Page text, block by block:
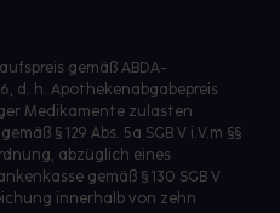
gemäß ABDA-
d. h. Apothekenabgabepreis
Medikamente zulasten
§ 129 Abs. 5a SGB V i.V.m §§
abzüglich eines
gemäß § 130 SGB V
innerhalb von zehn